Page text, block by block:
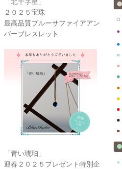
２０２５宝珠
最高品質ブルーサファイアアン
バーブレスレット
「青い琥珀」
迎春２０２５プレゼント特別企